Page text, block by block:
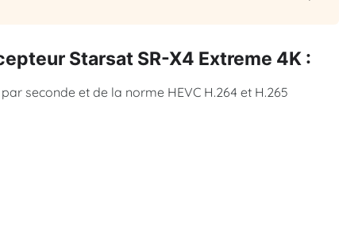
Starsat SR-X4 Extreme 4K :
seconde et de la norme HEVC H.264 et H.265